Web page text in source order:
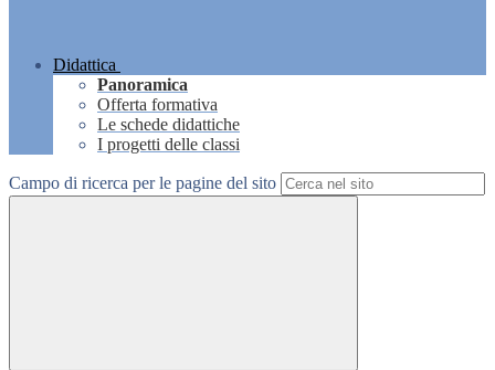
Didattica
Panoramica
Offerta formativa
Le schede didattiche
I progetti delle classi
Campo di ricerca per le pagine del sito